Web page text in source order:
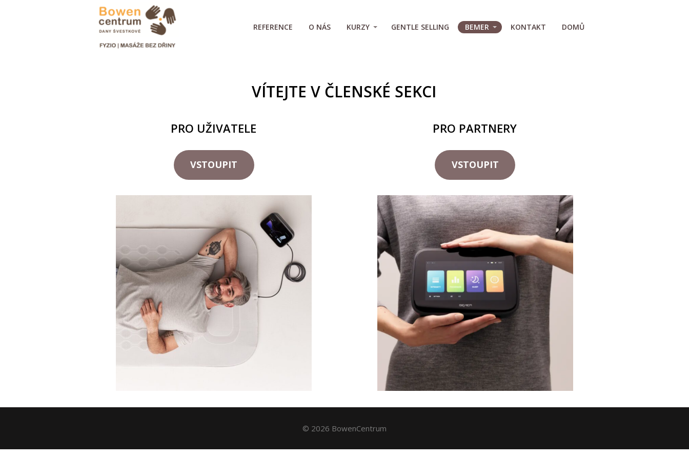
REFERENCE O NÁS KURZY GENTLE SELLING BEMER KONTAKT DOMŮ
VÍTEJTE V ČLENSKÉ SEKCI
PRO UŽIVATELE
VSTOUPIT
PRO PARTNERY
VSTOUPIT
© 2026 BowenCentrum